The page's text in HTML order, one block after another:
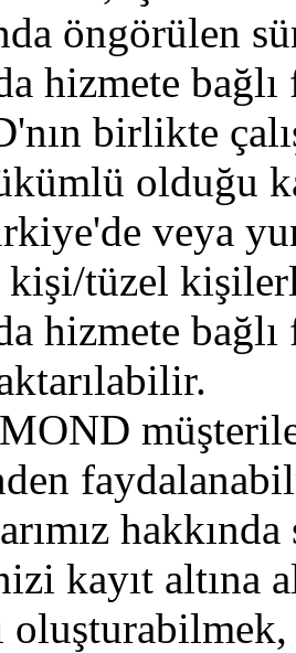
öngörülen
hizmete
birlikte
olduğu
veya
tüzel
hizmete
kayıt altına